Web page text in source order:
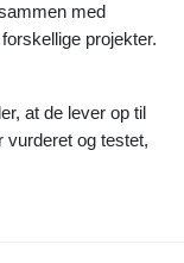
med
projekter.
at de lever op til
vurderet og testet,